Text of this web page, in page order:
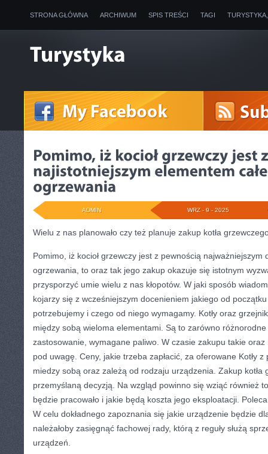
STRONA GŁÓWNA ARCHIWUM SPIS TREŚCI TAGI
WRZ - 9 - 2025
ADMIN
Wielu z nas planowało czy też planuje zakup kotła
Pomimo, iż kocioł grzewczy jest z pewnością najważniejszym
ogrzewania, to oraz tak jego zakup okazuje się istotnym
przysporzyć umie wielu z nas kłopotów. W jaki sposób
kojarzy się z wcześniejszym docenieniem jakiego od
potrzebujemy i czego od niego wymagamy. Kotły oraz
między sobą wieloma elementami. Są to zarówno
zastosowanie, wymagane paliwo. W czasie zakupu takie
pod uwagę. Ceny, jakie trzeba zapłacić, za oferowane Kotły
miedzy sobą oraz zależą od rodzaju urządzenia. Zakup kotła
przemyślaną decyzją. Na wzgląd powinno się wziąć również
będzie pracowało i jakie będą koszta jego eksploatacji.
W celu dokładnego zapoznania się jakie urządzenie będzie
należałoby zasięgnąć fachowej rady, którą z reguły służą
urządzeń.